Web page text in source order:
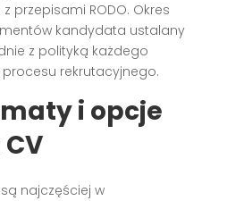
przepisami RODO. Okres
kandydata ustalany
z polityką każdego
rekrutacyjnego.
i opcje
najczęściej w